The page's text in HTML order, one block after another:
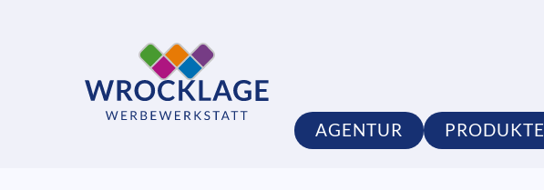
AGENTUR PRODUKTE